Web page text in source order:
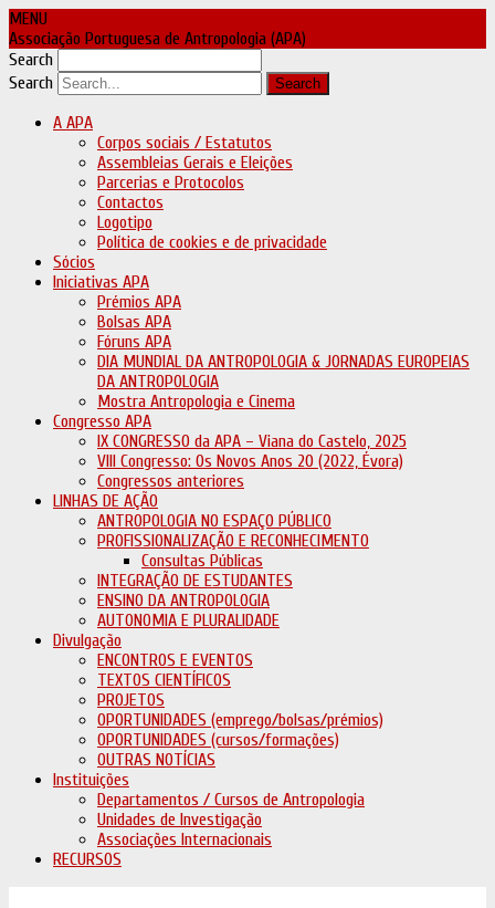
MENU
Associação Portuguesa de Antropologia (APA)
Search
Search
A APA
Corpos sociais / Estatutos
Assembleias Gerais e Eleições
Parcerias e Protocolos
Contactos
Logotipo
Política de cookies e de privacidade
Sócios
Iniciativas APA
Prémios APA
Bolsas APA
Fóruns APA
DIA MUNDIAL DA ANTROPOLOGIA & JORNADAS EUROPEIAS
DA ANTROPOLOGIA
Mostra Antropologia e Cinema
Congresso APA
IX CONGRESSO da APA – Viana do Castelo, 2025
VIII Congresso: Os Novos Anos 20 (2022, Évora)
Congressos anteriores
LINHAS DE AÇÃO
ANTROPOLOGIA NO ESPAÇO PÚBLICO
PROFISSIONALIZAÇÃO E RECONHECIMENTO
Consultas Públicas
INTEGRAÇÃO DE ESTUDANTES
ENSINO DA ANTROPOLOGIA
AUTONOMIA E PLURALIDADE
Divulgação
ENCONTROS E EVENTOS
TEXTOS CIENTÍFICOS
PROJETOS
OPORTUNIDADES (emprego/bolsas/prémios)
OPORTUNIDADES (cursos/formações)
OUTRAS NOTÍCIAS
Instituições
Departamentos / Cursos de Antropologia
Unidades de Investigação
Associações Internacionais
RECURSOS